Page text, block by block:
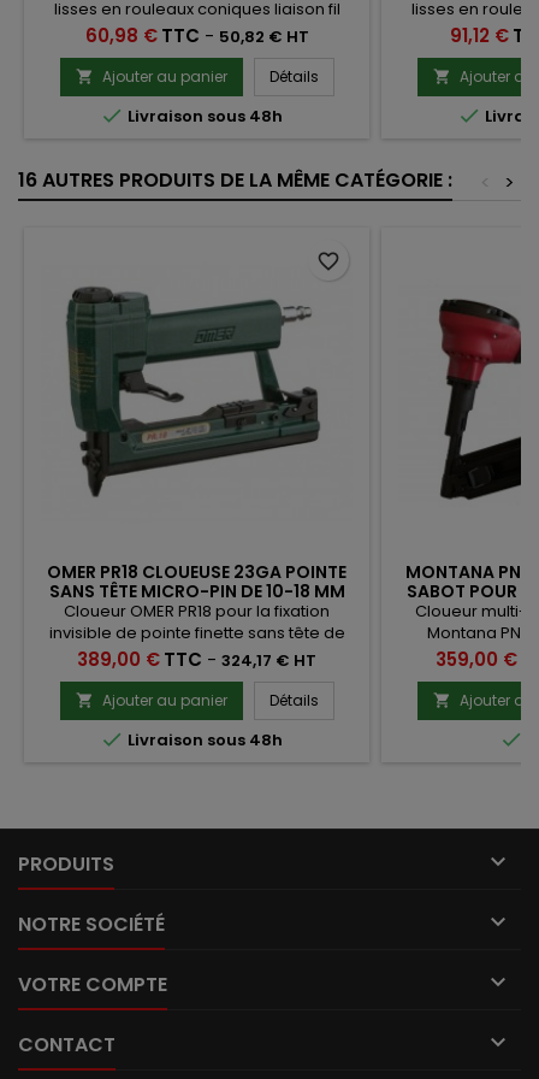
lisses en rouleaux coniques liaison fil
métallique.Carton de 14000 clous
Prix
60,98 € TTC - 50,82 € HT
 Ajouter au panier Détails
 Livraison sous 48h
lisses en
Prix
91,12 €
 Ajouter au

16 AUTRES PRODUITS DE LA MÊME CATÉGORIE : >
<
OMER PR18 CLOUEUSE 23GA POINTE
SANS TÊTE MICRO-PIN DE 10-18 MM
Cloueur OMER PR18 pour la fixation
invisible de pointe finette sans tête de
0.6mm de 10 à 18 mm
Prix
389,00 €TTC - 324,17 € HT
 Ajouter au panier Détails
 Livraison sous 48h
favorite_border
MONTANA
SABOT POUR
Cloueur multi-
Montana
d'ancrage de 40
de sabot
Prix
359,00 €
 Ajouter au

PRODUITS 
NOTRE SOCIÉTÉ 
VOTRE COMPTE 
CONTACT 